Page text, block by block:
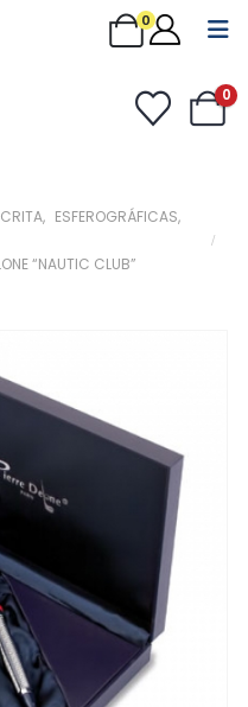
0
0
, ESFEROGRÁFICAS,
“NAUTIC CLUB”